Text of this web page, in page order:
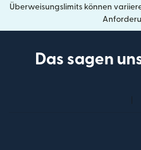
Überweisungslimits können
Das sagen